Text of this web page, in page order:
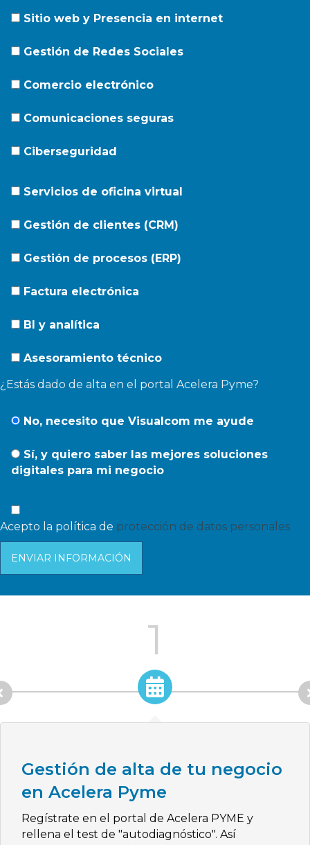
Sitio web y Presencia en internet
Gestión de Redes Sociales
Comercio electrónico
Comunicaciones seguras
Ciberseguridad
Servicios de oficina virtual
Gestión de clientes (CRM)
Gestión de procesos (ERP)
Factura electrónica
BI y analítica
Asesoramiento técnico
¿Estás dado de alta en el portal Acelera Pyme?
No, necesito que Visualcom me ayude
Sí, y quiero saber las mejores soluciones
digitales para mi negocio
Acepto la política de protección de datos personales
1
Gestión de alta de tu negocio
en Acelera Pyme
Regístrate en el portal de Acelera PYME y
rellena el test de "autodiagnóstico". Así